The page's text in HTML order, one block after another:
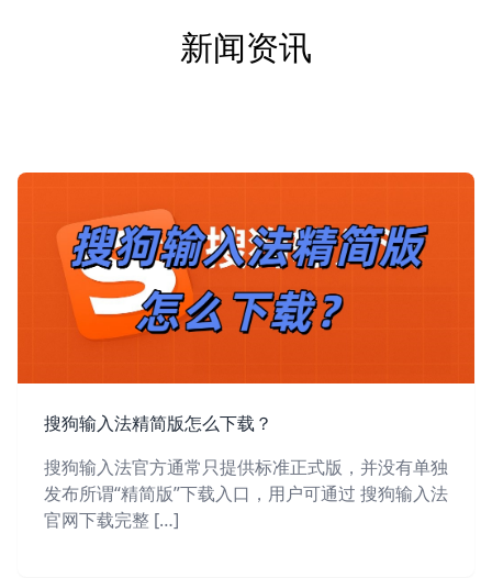
新闻资讯
搜狗输入法精简版怎么下载？
搜狗输入法官方通常只提供标准正式版，并没有单独
发布所谓“精简版”下载入口，用户可通过 搜狗输入法
官网下载完整 […]